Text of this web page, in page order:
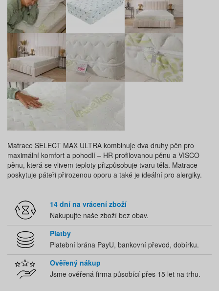
Matrace SELECT MAX ULTRA kombinuje dva druhy pěn pro
maximální komfort a pohodlí – HR profilovanou pěnu a VISCO
pěnu, která se vlivem teploty přizpůsobuje tvaru těla. Matrace
poskytuje páteři přirozenou oporu a také je ideální pro alergiky.
14 dní na vrácení zboží
Nakupujte naše zboží bez obav.
Platby
Platební brána PayU, bankovní převod, dobírku.
Ověřený nákup
Jsme ověřená firma působící přes 15 let na trhu.